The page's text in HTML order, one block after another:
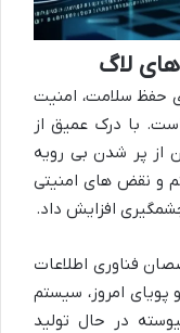
لاگ
حفظ سلامت، امنیت
با درک عمیق از
از پر شدن بی رویه
و نقض های امنیتی
افزایش داد.
فناوری اطلاعات
امروز، سیستم
در حال تولید